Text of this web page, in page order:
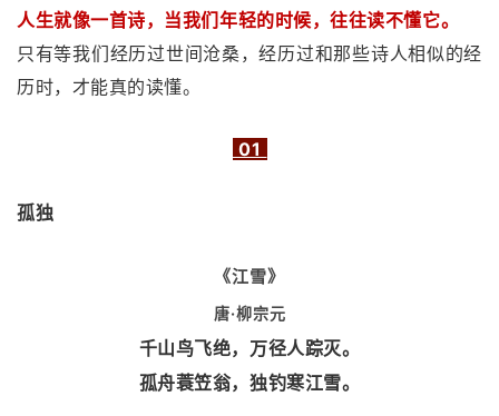
人生就像一首诗，当我们年轻的时候，往往读不懂它。
只有等我们经历过世间沧桑，经历过和那些诗人相似的经
历时，才能真的读懂。
01
孤独
《江雪》
唐·柳宗元
千山鸟飞绝，万径人踪灭。
孤舟蓑笠翁，独钓寒江雪。